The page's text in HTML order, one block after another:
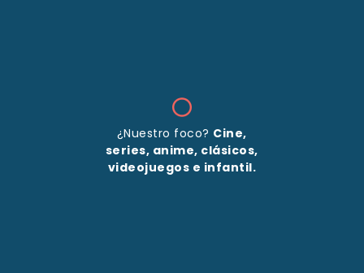
¿Nuestro foco? Cine,
series, anime, clásicos,
videojuegos e infantil.